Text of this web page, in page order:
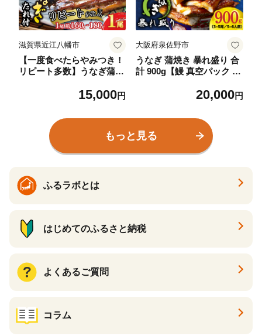
滋賀県近江八幡市
【一度食べたらやみつき！
リピート多数】うなぎ蒲焼
15,000円
大阪府泉佐野市
うなぎ 蒲焼き 暴れ盛り 合
計 900g【鰻 真空パック 簡
い 人気 惣菜 うな重 うな丼
20,000円
もっと見る
ふるラボとは
はじめてのふるさと納税
よくあるご質問
コラム